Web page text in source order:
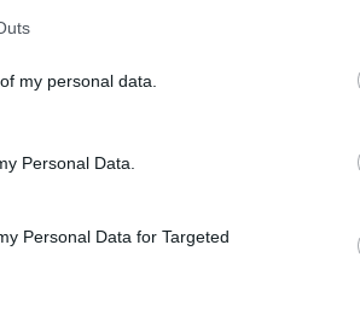
my personal data.
Personal Data.
Personal Data for Targeted
a Woke Up This Morning-ot Tony